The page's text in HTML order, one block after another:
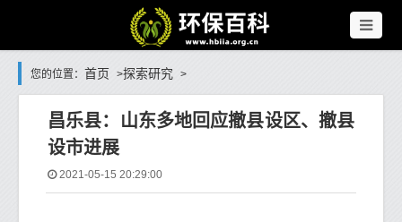
您的位置： 首页 >探索研究 >
昌乐县：山东多地回应撤县设区、撤县
设市进展
2021-05-15 20:29:00